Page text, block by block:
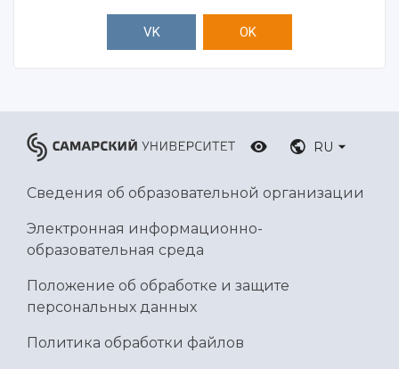
VK OK
RU
Сведения об образовательной организации
Электронная информационно-
образовательная среда
Положение об обработке и защите
персональных данных
Политика обработки файлов